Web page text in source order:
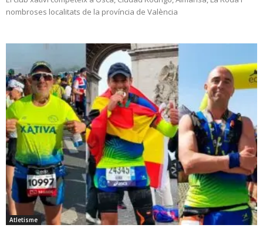
nombroses localitats de la província de València
Atletisme